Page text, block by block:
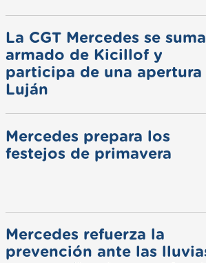
La CGT Mercedes se suma
armado de Kicillof y
participa de una apertura
Luján
Mercedes prepara los
festejos de primavera
Mercedes refuerza la
prevención ante las